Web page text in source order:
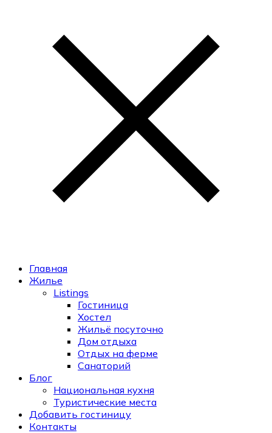
Главная
Жилье
Listings
Гостиница
Хостел
Жильё посуточно
Дом отдыха
Отдых на ферме
Санаторий
Блог
Национальная кухня
Туристические места
Добавить гостиницу
Контакты